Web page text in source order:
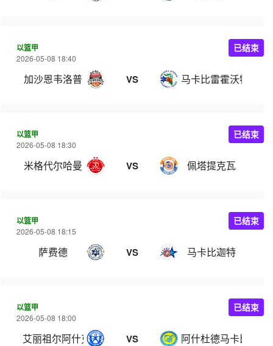
以篮甲
2026-05-08 18:40
加沙恩韦洛普 VS 马卡比雷霍沃特
已结束
以篮甲
2026-05-08 18:30
米格代尔哈曼 VS 佩塔提克瓦
已结束
以篮甲
2026-05-08 18:15
萨费德 VS 马卡比迦特
已结束
以篮甲
2026-05-08 18:00
艾丽祖尔阿什克伦 VS 阿什杜德马卡比
已结束